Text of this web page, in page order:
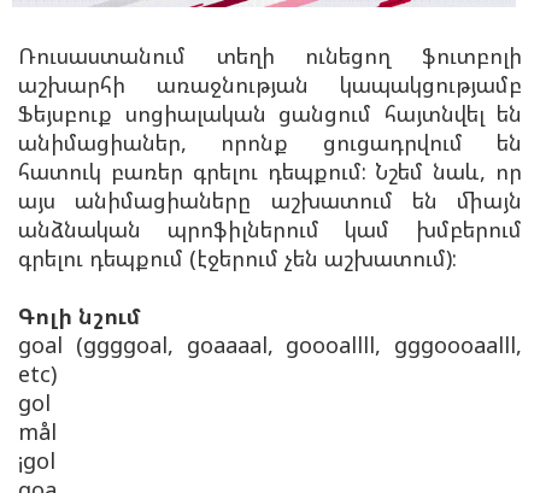
Ռուսաստանում տեղի ունեցող ֆուտբոլի
աշխարհի առաջնության կապակցությամբ
Ֆեյսբուք սոցիալական ցանցում հայտնվել են
անիմացիաներ, որոնք ցուցադրվում են
հատուկ բառեր գրելու դեպքում: Նշեմ նաև, որ
այս անիմացիաները աշխատում են միայն
անձնական պրոֆիլներում կամ խմբերում
գրելու դեպքում (էջերում չեն աշխատում):
Գոլի նշում
goal (ggggoal, goaaaal, goooallll, gggoooaalll,
etc)
gol
mål
¡gol